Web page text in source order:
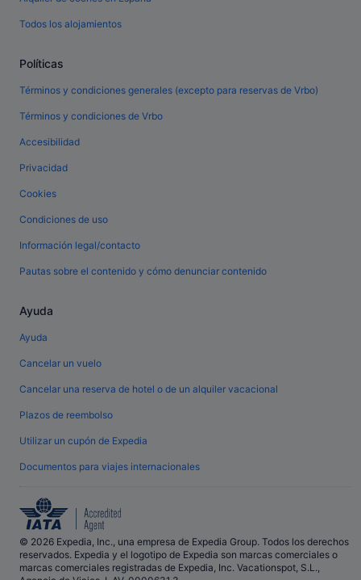
Todos los alojamientos
Políticas
Términos y condiciones generales (excepto para reservas de Vrbo)
Términos y condiciones de Vrbo
Accesibilidad
Privacidad
Cookies
Condiciones de uso
Información legal/contacto
Pautas sobre el contenido y cómo denunciar contenido
Ayuda
Ayuda
Cancelar un vuelo
Cancelar una reserva de hotel o de un alquiler vacacional
Plazos de reembolso
Utilizar un cupón de Expedia
Documentos para viajes internacionales
© 2026 Expedia, Inc., una empresa de Expedia Group. Todos los derechos
reservados. Expedia y el logotipo de Expedia son marcas comerciales o
marcas comerciales registradas de Expedia, Inc. Vacationspot, S.L.,